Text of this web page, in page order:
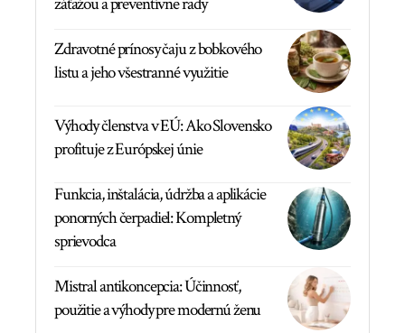
Zdravotné prínosy čaju z bobkového
listu a jeho všestranné využitie
Výhody členstva v EÚ: Ako Slovensko
profituje z Európskej únie
Funkcia, inštalácia, údržba a aplikácie
ponorných čerpadiel: Kompletný
sprievodca
Mistral antikoncepcia: Účinnosť,
použitie a výhody pre modernú ženu